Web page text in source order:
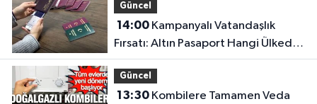
Güncel
14:00Kampanyalı Vatandaşlık
Fırsatı: Altın Pasaport Hangi Ülkede,
Ücreti Ne Kadar?
Güncel
13:30Kombilere Tamamen Veda